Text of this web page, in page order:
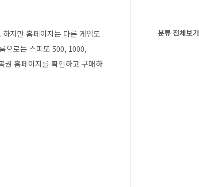
지만 홈페이지는 다른 게임도
으로는 스피또 500, 1000,
권 홈페이지를 확인하고 구매하
분류 전체보기